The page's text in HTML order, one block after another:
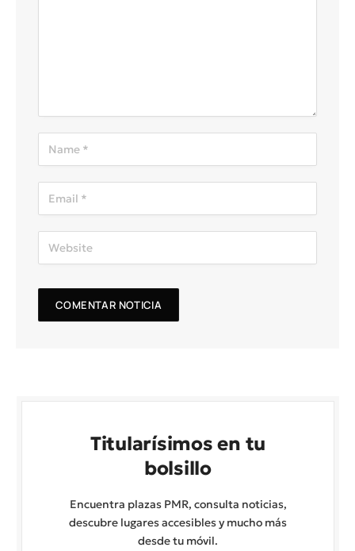
Titularísimos en tu
bolsillo
Encuentra plazas PMR, consulta noticias,
descubre lugares accesibles y mucho más
desde tu móvil.